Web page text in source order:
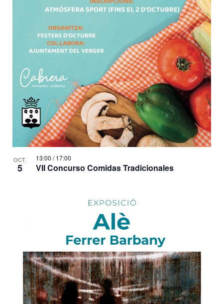
OCT.
5 VII Concurso Comidas Tradicionales
13:00 / 17:00